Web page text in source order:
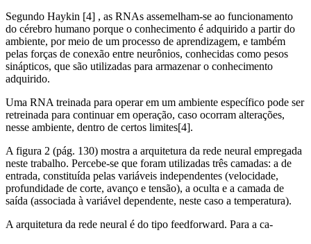
Segundo Haykin [4] , as RNAs assemelham-se ao funcionamento
do cérebro humano porque o conhecimento é adquirido a partir do
ambiente, por meio de um processo de aprendizagem, e também
pelas forças de conexão entre neurônios, conhecidas como pesos
sinápticos, que são utilizadas para armazenar o conhecimento
adquirido.
Uma RNA treinada para operar em um ambiente específico pode ser
retreinada para continuar em operação, caso ocorram alterações,
nesse ambiente, dentro de certos limites[4].
A figura 2 (pág. 130) mostra a arquitetura da rede neural empregada
neste trabalho. Percebe-se que foram utilizadas três camadas: a de
entrada, constituída pelas variáveis independentes (velocidade,
profundidade de corte, avanço e tensão), a oculta e a camada de
saída (associada à variável dependente, neste caso a temperatura).
A arquitetura da rede neural é do tipo feedforward. Para a ca-